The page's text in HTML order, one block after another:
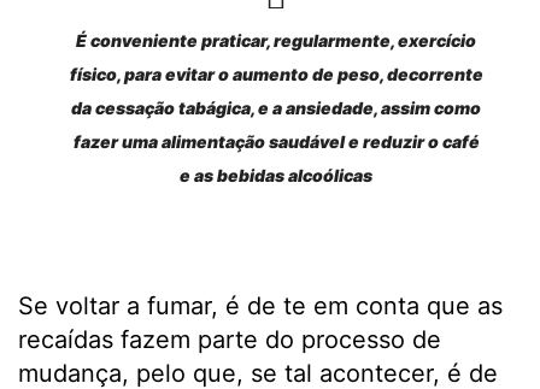
É conveniente praticar, regularmente, exercício
físico, para evitar o aumento de peso, decorrente
da cessação tabágica, e a ansiedade, assim como
fazer uma alimentação saudável e reduzir o café
e as bebidas alcoólicas
Se voltar a fumar, é de te em conta que as
recaídas fazem parte do processo de
mudança, pelo que, se tal acontecer, é de